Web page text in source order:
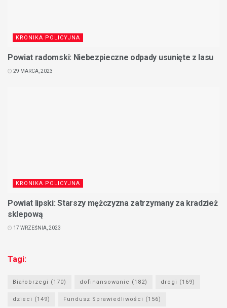
KRONIKA POLICYJNA
Powiat radomski: Niebezpieczne odpady usunięte z lasu
29 MARCA, 2023
KRONIKA POLICYJNA
Powiat lipski: Starszy mężczyzna zatrzymany za kradzież
sklepową
17 WRZEŚNIA, 2023
Tagi:
Białobrzegi (170) dofinansowanie (182) drogi (169)
dzieci (149) Fundusz Sprawiedliwości (156)